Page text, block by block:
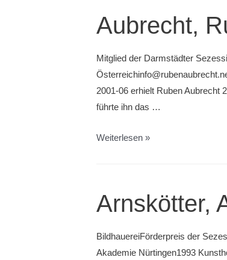
Aubrecht,
Mitglied der Darmstädter
2001-06 erhielt Ruben Aubrecht
führte ihn das …
Aubrecht,
Weiterlesen »
Arnskötter,
BildhauereiFörderpreis der
Akademie Nürtingen1993